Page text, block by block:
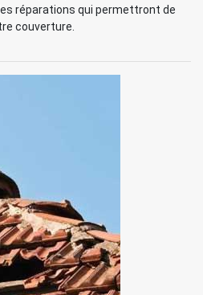
réparations qui permettront de
couverture.